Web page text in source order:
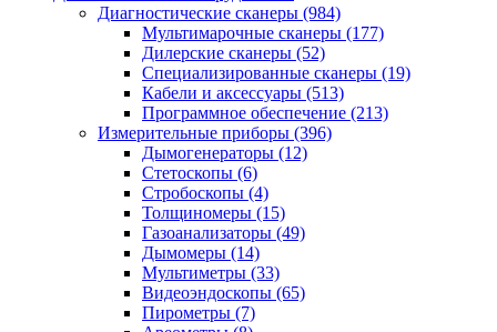
Диагностические сканеры (984)
Мультимарочные сканеры (177)
Дилерские сканеры (52)
Специализированные сканеры (19)
Кабели и аксессуары (513)
Программное обеспечение (213)
Измерительные приборы (396)
Дымогенераторы (12)
Стетоскопы (6)
Стробоскопы (4)
Толщиномеры (15)
Газоанализаторы (49)
Дымомеры (14)
Мультиметры (33)
Видеоэндоскопы (65)
Пирометры (7)